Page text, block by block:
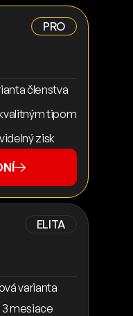
PRO
členstva
tipom
zisk
ELITA
varianta
3 mesiace